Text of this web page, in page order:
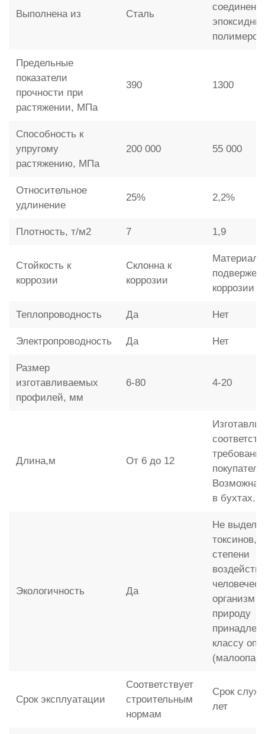
Выполнена из Сталь
полимером
Предельные
показатели
прочности при
растяжении, МПа
390 1300
Способность к
упругому
растяжению, МПа
200 000 55 000
Относительное
удлинение
25% 2,2%
Плотность, т/м2 7 1,9
Стойкость к
коррозии
Склонна к
коррозии
Материал
подвержен
коррозии
Теплопроводность Да Нет
Электропроводность Да Нет
Размер
изготавливаемых
профилей, мм
6-80 4-20
Длина,м От 6 до 12
Возможна
в бухтах.
Экологичность Да
Не
токсинов,
степени
организм и
природу
классу
Срок эксплуатации
Соответствует
строительным
нормам
Срок
лет